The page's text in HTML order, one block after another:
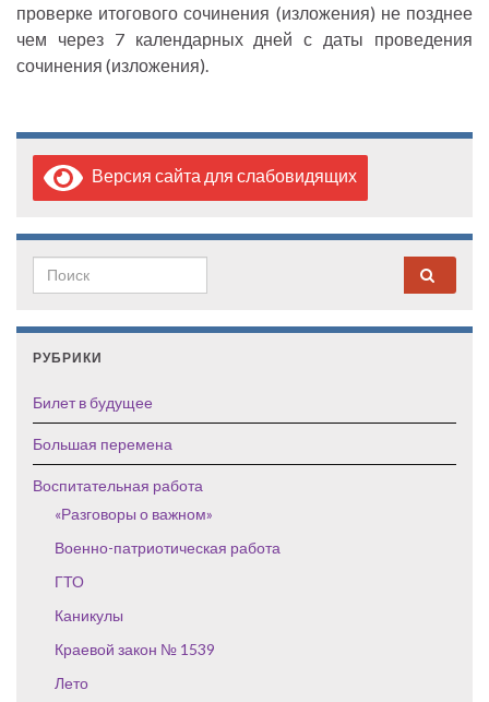
проверке итогового сочинения (изложения) не позднее
чем через 7 календарных дней с даты проведения
сочинения (изложения).
Версия сайта для слабовидящих
Search for:
РУБРИКИ
Билет в будущее
Большая перемена
Воспитательная работа
«Разговоры о важном»
Военно-патриотическая работа
ГТО
Каникулы
Краевой закон № 1539
Лето